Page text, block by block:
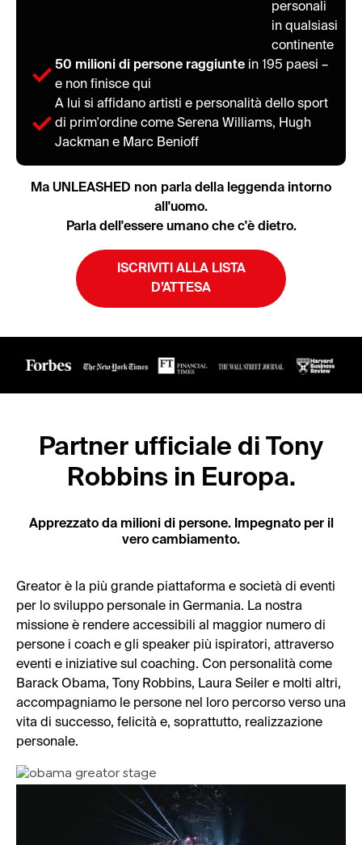
personali
in qualsiasi
continente
50 milioni di persone raggiunte in 195 paesi –
e non finisce qui
A lui si affidano artisti e personalità dello sport
di prim'ordine come Serena Williams, Hugh
Jackman e Marc Benioff
Ma UNLEASHED non parla della leggenda intorno
all'uomo.
Parla dell'essere umano che c'è dietro.
ISCRIVITI ALLA LISTA
D’ATTESA
Partner ufficiale di Tony
Robbins in Europa.
Apprezzato da milioni di persone. Impegnato per il
vero cambiamento.
Greator è la più grande piattaforma e società di eventi
per lo sviluppo personale in Germania. La nostra
missione è rendere accessibili al maggior numero di
persone i coach e gli speaker più ispiratori, attraverso
eventi e iniziative sul coaching. Con personalità come
Barack Obama, Tony Robbins, Laura Seiler e molti altri,
accompagniamo le persone nel loro percorso verso una
vita di successo, felicità e, soprattutto, realizzazione
personale.